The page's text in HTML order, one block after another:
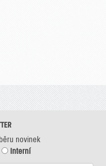
novinek
Interní